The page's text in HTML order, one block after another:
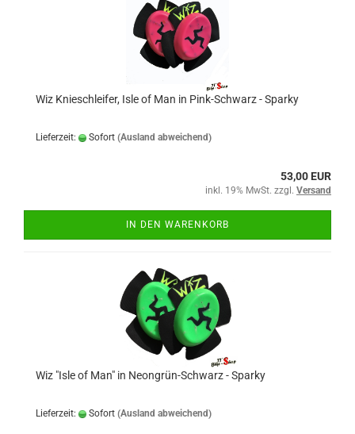
Wiz Knieschleifer, Isle of Man in Pink-Schwarz - Sparky
Lieferzeit: Sofort (Ausland abweichend)
53,00 EUR
inkl. 19% MwSt. zzgl. Versand
IN DEN WARENKORB
Wiz "Isle of Man" in Neongrün-Schwarz - Sparky
Lieferzeit: Sofort (Ausland abweichend)